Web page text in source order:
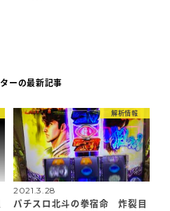
ーの最新記事
解析情報
2021.3.28
パチスロ北斗の拳宿命 炸裂目